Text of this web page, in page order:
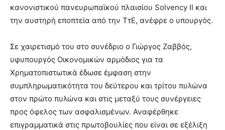
κανονιστικού πανευρωπαϊκού πλαισίου Solvency II και
την αυστηρή εποπτεία από την ΤτΕ, ανέφρε ο υπουργός.
Σε χαιρετισμό του στο συνέδριο ο Γιώργος Ζαββός,
υφυπουργός Οικονομικών αρμόδιος για τα
Χρηματοπιστωτικά έδωσε έμφαση στην
συμπληρωματικότητα του δεύτερου και τρίτου πυλώνα
στον πρώτο πυλώνα και στις μεταξύ τους συνέργειες
προς όφελος των ασφαλισμένων. Αναφέρθηκε
επιγραμματικά στις πρωτοβουλίες που είναι σε εξέλιξη